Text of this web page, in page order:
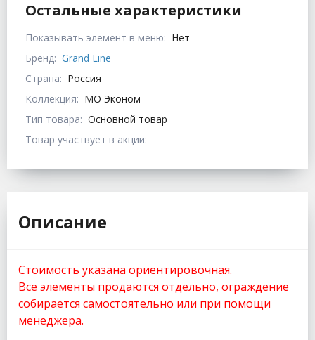
Остальные характеристики
Показывать элемент в меню: Нет
Бренд: Grand Line
Страна: Россия
Коллекция: МО Эконом
Тип товара: Основной товар
Товар участвует в акции:
Описание
Стоимость указана ориентировочная.
Все элементы продаются отдельно, ограждение
собирается самостоятельно или при помощи
менеджера.